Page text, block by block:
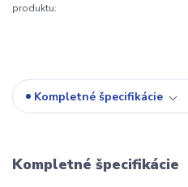
produktu:
Kompletné špecifikácie
Kompletné špecifikácie